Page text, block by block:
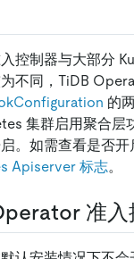
控制器与大部分
不同，TiDB
的
集群启用聚合层
。如需查看是否
Apiserver 标志。
准入